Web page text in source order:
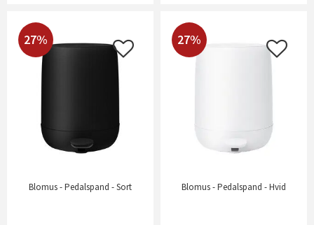
27%
Blomus - Pedalspand - Sort
27%
Blomus - Pedalspand - Hvid